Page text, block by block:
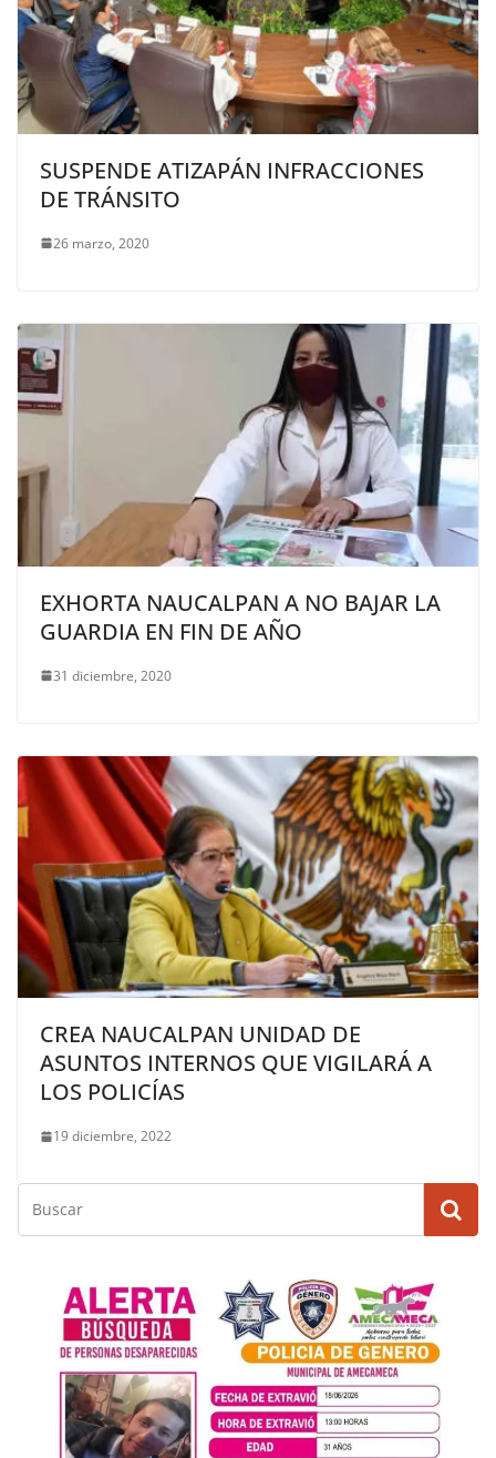
SUSPENDE ATIZAPÁN INFRACCIONES
DE TRÁNSITO
26 marzo, 2020
EXHORTA NAUCALPAN A NO BAJAR LA
GUARDIA EN FIN DE AÑO
31 diciembre, 2020
CREA NAUCALPAN UNIDAD DE
ASUNTOS INTERNOS QUE VIGILARÁ A
LOS POLICÍAS
19 diciembre, 2022